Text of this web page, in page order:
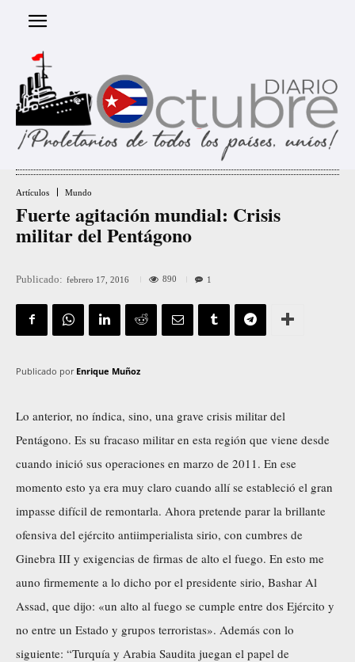
Artículos Mundo
Fuerte agitación mundial: Crisis
militar del Pentágono
Publicado: febrero 17, 2016 890 1
Publicado por Enrique Muñoz
Lo anterior, no índica, sino, una grave crisis militar del
Pentágono. Es su fracaso militar en esta región que viene desde
cuando inició sus operaciones en marzo de 2011. En ese
momento esto ya era muy claro cuando allí se estableció el gran
impasse difícil de remontarla. Ahora pretende parar la brillante
ofensiva del ejército antiimperialista sirio, con cumbres de
Ginebra III y exigencias de firmas de alto el fuego. En esto me
auno firmemente a lo dicho por el presidente sirio, Bashar Al
Assad, que dijo: «un alto al fuego se cumple entre dos Ejército y
no entre un Estado y grupos terroristas». Además con lo
siguiente: “Turquía y Arabia Saudita juegan el papel de